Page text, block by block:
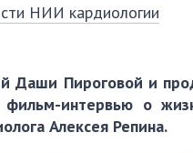
НИИ кардиологии
Даши Пироговой и
интервью о
Алексея Репина.